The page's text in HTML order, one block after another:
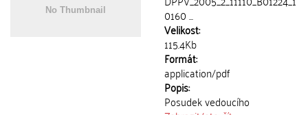
0160 ...
Velikost:
115.4Kb
Formát:
application/pdf
Popis:
Posudek vedoucího